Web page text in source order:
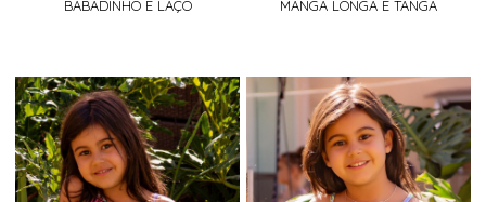
BABADINHO E LAÇO MANGA LONGA E TANGA